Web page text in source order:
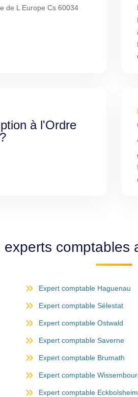
de L Europe Cs 60034
à l'Ordre
comptables
Expert comptable Haguenau
Expert comptable Sélestat
Expert comptable Ostwald
Expert comptable Saverne
Expert comptable Brumath
Expert comptable
Expert comptable Eckbolsheim